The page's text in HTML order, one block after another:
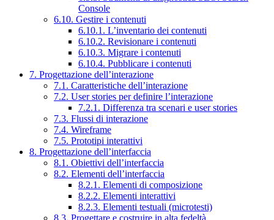
Console
6.10. Gestire i contenuti
6.10.1. L’inventario dei contenuti
6.10.2. Revisionare i contenuti
6.10.3. Migrare i contenuti
6.10.4. Pubblicare i contenuti
7. Progettazione dell’interazione
7.1. Caratteristiche dell’interazione
7.2. User stories per definire l’interazione
7.2.1. Differenza tra scenari e user stories
7.3. Flussi di interazione
7.4. Wireframe
7.5. Prototipi interattivi
8. Progettazione dell’interfaccia
8.1. Obiettivi dell’interfaccia
8.2. Elementi dell’interfaccia
8.2.1. Elementi di composizione
8.2.2. Elementi interattivi
8.2.3. Elementi testuali (microtesti)
8.3. Progettare e costruire in alta fedeltà